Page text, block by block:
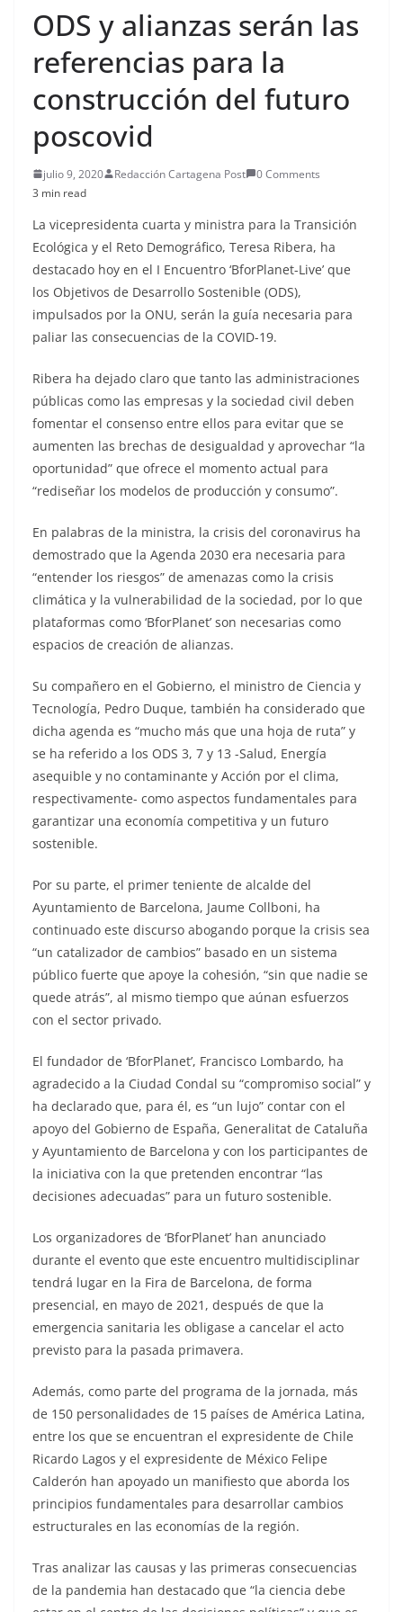
ODS y alianzas serán las
referencias para la
construcción del futuro
poscovid
julio 9, 2020 Redacción Cartagena Post
0 Comments
3 min read
La vicepresidenta cuarta y ministra para la Transición
Ecológica y el Reto Demográfico, Teresa Ribera, ha
destacado hoy en el I Encuentro ‘BforPlanet-Live’ que
los Objetivos de Desarrollo Sostenible (ODS),
impulsados por la ONU, serán la guía necesaria para
paliar las consecuencias de la COVID-19.
Ribera ha dejado claro que tanto las administraciones
públicas como las empresas y la sociedad civil deben
fomentar el consenso entre ellos para evitar que se
aumenten las brechas de desigualdad y aprovechar “la
oportunidad” que ofrece el momento actual para
“rediseñar los modelos de producción y consumo”.
En palabras de la ministra, la crisis del coronavirus ha
demostrado que la Agenda 2030 era necesaria para
“entender los riesgos” de amenazas como la crisis
climática y la vulnerabilidad de la sociedad, por lo que
plataformas como ‘BforPlanet’ son necesarias como
espacios de creación de alianzas.
Su compañero en el Gobierno, el ministro de Ciencia y
Tecnología, Pedro Duque, también ha considerado que
dicha agenda es “mucho más que una hoja de ruta” y
se ha referido a los ODS 3, 7 y 13 -Salud, Energía
asequible y no contaminante y Acción por el clima,
respectivamente- como aspectos fundamentales para
garantizar una economía competitiva y un futuro
sostenible.
Por su parte, el primer teniente de alcalde del
Ayuntamiento de Barcelona, Jaume Collboni, ha
continuado este discurso abogando porque la crisis sea
“un catalizador de cambios” basado en un sistema
público fuerte que apoye la cohesión, “sin que nadie se
quede atrás”, al mismo tiempo que aúnan esfuerzos
con el sector privado.
El fundador de ‘BforPlanet’, Francisco Lombardo, ha
agradecido a la Ciudad Condal su “compromiso social” y
ha declarado que, para él, es “un lujo” contar con el
apoyo del Gobierno de España, Generalitat de Cataluña
y Ayuntamiento de Barcelona y con los participantes de
la iniciativa con la que pretenden encontrar “las
decisiones adecuadas” para un futuro sostenible.
Los organizadores de ‘BforPlanet’ han anunciado
durante el evento que este encuentro multidisciplinar
tendrá lugar en la Fira de Barcelona, de forma
presencial, en mayo de 2021, después de que la
emergencia sanitaria les obligase a cancelar el acto
previsto para la pasada primavera.
Además, como parte del programa de la jornada, más
de 150 personalidades de 15 países de América Latina,
entre los que se encuentran el expresidente de Chile
Ricardo Lagos y el expresidente de México Felipe
Calderón han apoyado un manifiesto que aborda los
principios fundamentales para desarrollar cambios
estructurales en las economías de la región.
Tras analizar las causas y las primeras consecuencias
de la pandemia han destacado que “la ciencia debe